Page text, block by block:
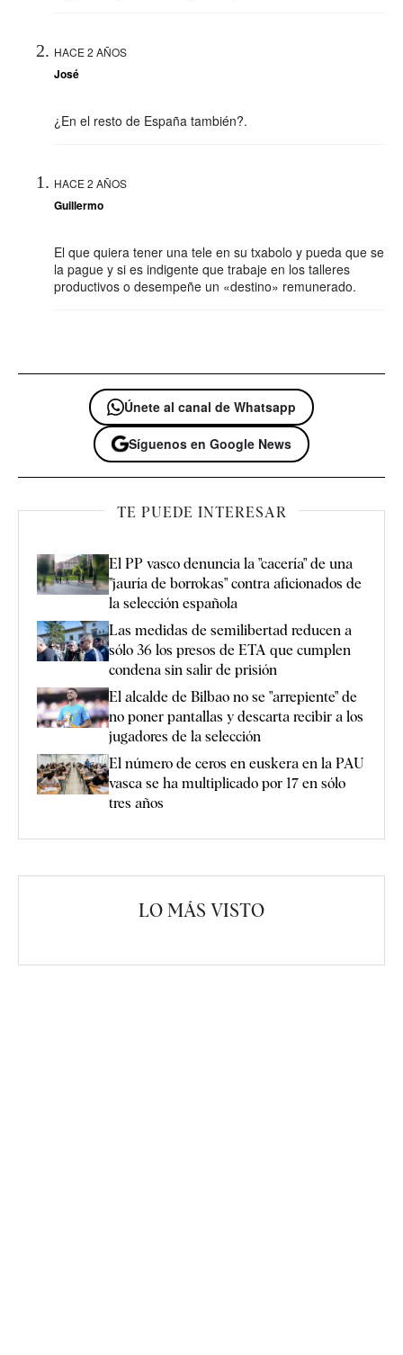
HACE 2 AÑOS
José
¿En el resto de España también?.
HACE 2 AÑOS
Guillermo
El que quiera tener una tele en su txabolo y pueda que se
la pague y si es indigente que trabaje en los talleres
productivos o desempeñe un «destino» remunerado.
Únete al canal de Whatsapp
Síguenos en Google News
TE PUEDE INTERESAR
El PP vasco denuncia la "cacería" de una
"jauría de borrokas" contra aficionados de
la selección española
Las medidas de semilibertad reducen a
sólo 36 los presos de ETA que cumplen
condena sin salir de prisión
El alcalde de Bilbao no se "arrepiente" de
no poner pantallas y descarta recibir a los
jugadores de la selección
El número de ceros en euskera en la PAU
vasca se ha multiplicado por 17 en sólo
tres años
LO MÁS VISTO